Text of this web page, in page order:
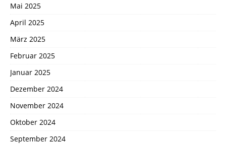
Mai 2025
April 2025
März 2025
Februar 2025
Januar 2025
Dezember 2024
November 2024
Oktober 2024
September 2024